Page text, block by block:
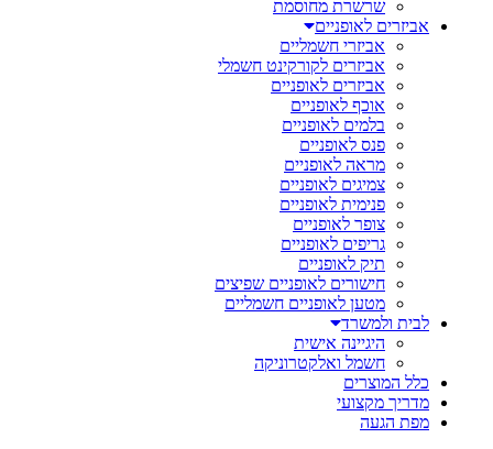
שרשרת מחוסמת
אביזרים לאופניים
אביזרי חשמליים
אביזרים לקורקינט חשמלי
אביזרים לאופניים
אוכף לאופניים
בלמים לאופניים
פנס לאופניים
מראה לאופניים
צמיגים לאופניים
פנימית לאופניים
צופר לאופניים
גריפים לאופניים
תיק לאופניים
חישורים לאופניים שפיצים
מטען לאופניים חשמליים
לבית ולמשרד
היגיינה אישית
חשמל ואלקטרוניקה
כלל המוצרים
מדריך מקצועי
מפת הגעה